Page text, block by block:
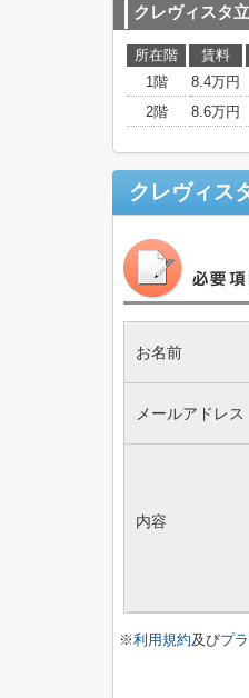
クレヴィスタ
所在階 賃料
1階
8.4万円
2階
8.6万円
クレヴィス
お名前
メールアドレス
内容
※利用規約及びプ